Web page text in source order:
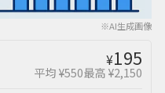
※AI生成画像
¥195
平均 ¥550最高 ¥2,150